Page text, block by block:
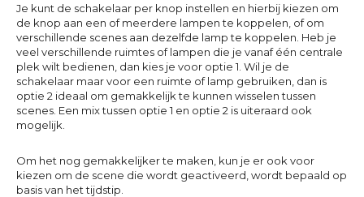
Je kunt de schakelaar per knop instellen en hierbij kiezen om
de knop aan een of meerdere lampen te koppelen, of om
verschillende scenes aan dezelfde lamp te koppelen. Heb je
veel verschillende ruimtes of lampen die je vanaf één centrale
plek wilt bedienen, dan kies je voor optie 1. Wil je de
schakelaar maar voor een ruimte of lamp gebruiken, dan is
optie 2 ideaal om gemakkelijk te kunnen wisselen tussen
scenes. Een mix tussen optie 1 en optie 2 is uiteraard ook
mogelijk.
Om het nog gemakkelijker te maken, kun je er ook voor
kiezen om de scene die wordt geactiveerd, wordt bepaald op
basis van het tijdstip.